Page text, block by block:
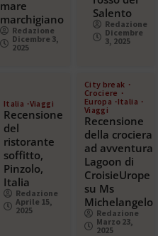
mare
marchigiano
Redazione
Dicembre 3,
2025
Salento
Redazione
Dicembre
3, 2025
Italia Viaggi
Recensione
del
ristorante
soffitto,
Pinzolo,
Italia
Redazione
Aprile 15,
2025
City break
Crociere
Europa
Italia
Viaggi
Recensione
della crociera
ad avventura
Lagoon di
CroisieUrope
su Ms
Michelangelo
Redazione
Marzo 23,
2025